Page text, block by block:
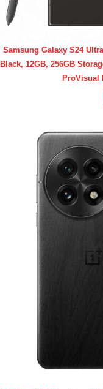
Samsung Galaxy S24
Black, 12GB, 256GB
ProVisual